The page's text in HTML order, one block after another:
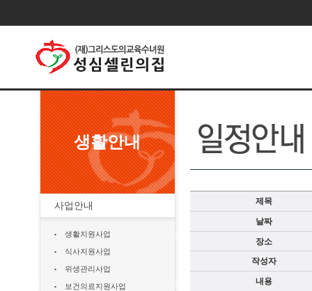
생활안내
사업안내
생활지원사업
식사지원사업
위생관리사업
보건의료지원사업
제목
날짜
장소
작성자
내용